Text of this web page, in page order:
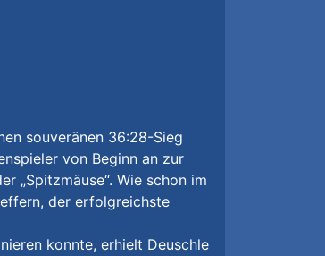
souveränen 36:28-Sieg
von Beginn an zur
„Spitzmäuse“. Wie schon im
der erfolgreichste
konnte, erhielt Deuschle